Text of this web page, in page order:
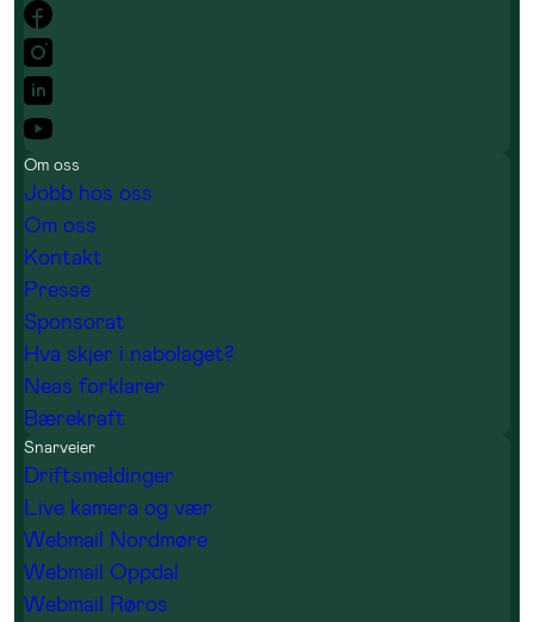
Om oss
Jobb hos oss
Om oss
Kontakt
Presse
Sponsorat
Hva skjer i nabolaget?
Neas forklarer
Bærekraft
Snarveier
Driftsmeldinger
Live kamera og vær
Webmail Nordmøre
Webmail Oppdal
Webmail Røros